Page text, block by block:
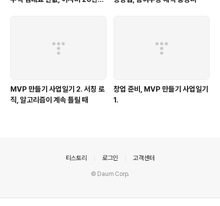
MVP 만들기 사업일기 2. 서칭 로
직, 알고리즘이 계속 틀릴 때
창업 준비, MVP 만들기 사업일기
1.
티스토리 로그인 고객센터
© Daum Corp.